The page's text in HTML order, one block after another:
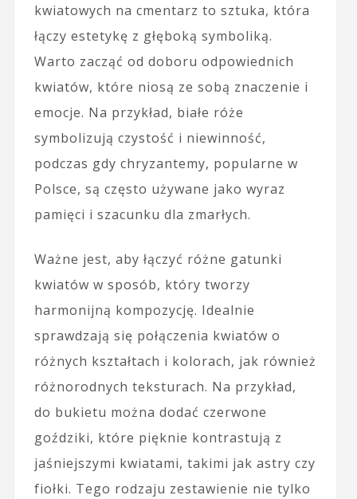
kwiatowych na cmentarz to sztuka, która
łączy estetykę z głęboką symboliką.
Warto zacząć od doboru odpowiednich
kwiatów, które niosą ze sobą znaczenie i
emocje. Na przykład, białe róże
symbolizują czystość i niewinność,
podczas gdy chryzantemy, popularne w
Polsce, są często używane jako wyraz
pamięci i szacunku dla zmarłych.
Ważne jest, aby łączyć różne gatunki
kwiatów w sposób, który tworzy
harmonijną kompozycję. Idealnie
sprawdzają się połączenia kwiatów o
różnych kształtach i kolorach, jak również
różnorodnych teksturach. Na przykład,
do bukietu można dodać czerwone
goździki, które pięknie kontrastują z
jaśniejszymi kwiatami, takimi jak astry czy
fiołki. Tego rodzaju zestawienie nie tylko